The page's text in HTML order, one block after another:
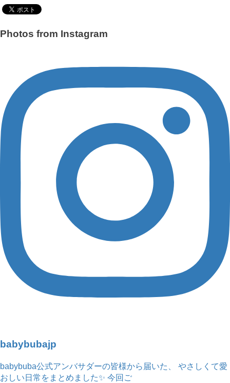
Photos from Instagram
babybubajp
babybuba公式アンバサダーの皆様から届いた、 やさしくて愛
おしい日常をまとめました✨ 今回ご